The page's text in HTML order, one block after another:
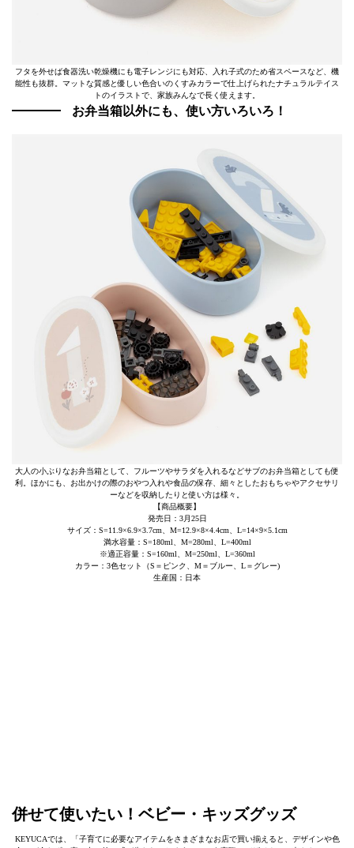
フタを外せば食器洗い乾燥機にも電子レンジにも対応、入れ子式のため省スペースなど、機
能性も抜群。マットな質感と優しい色合いのくすみカラーで仕上げられたナチュラルテイス
トのイラストで、家族みんなで長く使えます。
お弁当箱以外にも、使い方いろいろ！
大人の小ぶりなお弁当箱として、フルーツやサラダを入れるなどサブのお弁当箱としても便
利。ほかにも、お出かけの際のおやつ入れや食品の保存、細々としたおもちゃやアクセサリ
ーなどを収納したりと使い方は様々。
【商品概要】
発売日：3月25日
サイズ：S=11.9×6.9×3.7cm、M=12.9×8×4.4cm、L=14×9×5.1cm
満水容量：S=180ml、M=280ml、L=400ml
※適正容量：S=160ml、M=250ml、L=360ml
カラー：3色セット（S＝ピンク、M＝ブルー、L＝グレー)
生産国：日本
併せて使いたい！ベビー・キッズグッズ
KEYUCAでは、「子育てに必要なアイテムをさまざまなお店で買い揃えると、デザインや色